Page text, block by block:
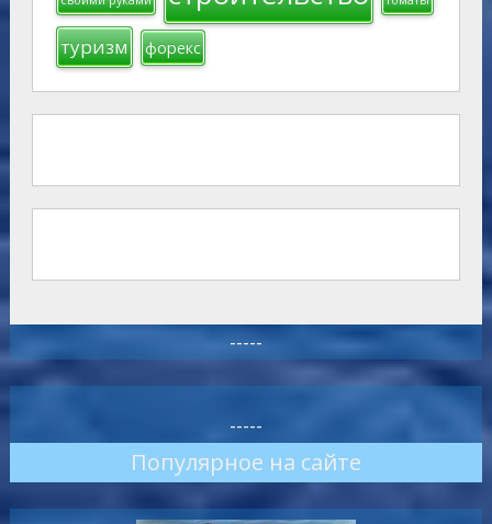
туризм форекс
-----
-----
Популярное на сайте